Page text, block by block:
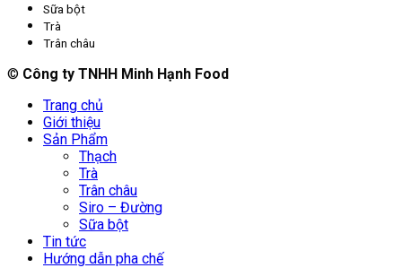
Sữa bột
Trà
Trân châu
© Công ty TNHH Minh Hạnh Food
Trang chủ
Giới thiệu
Sản Phẩm
Thạch
Trà
Trân châu
Siro – Đường
Sữa bột
Tin tức
Hướng dẫn pha chế